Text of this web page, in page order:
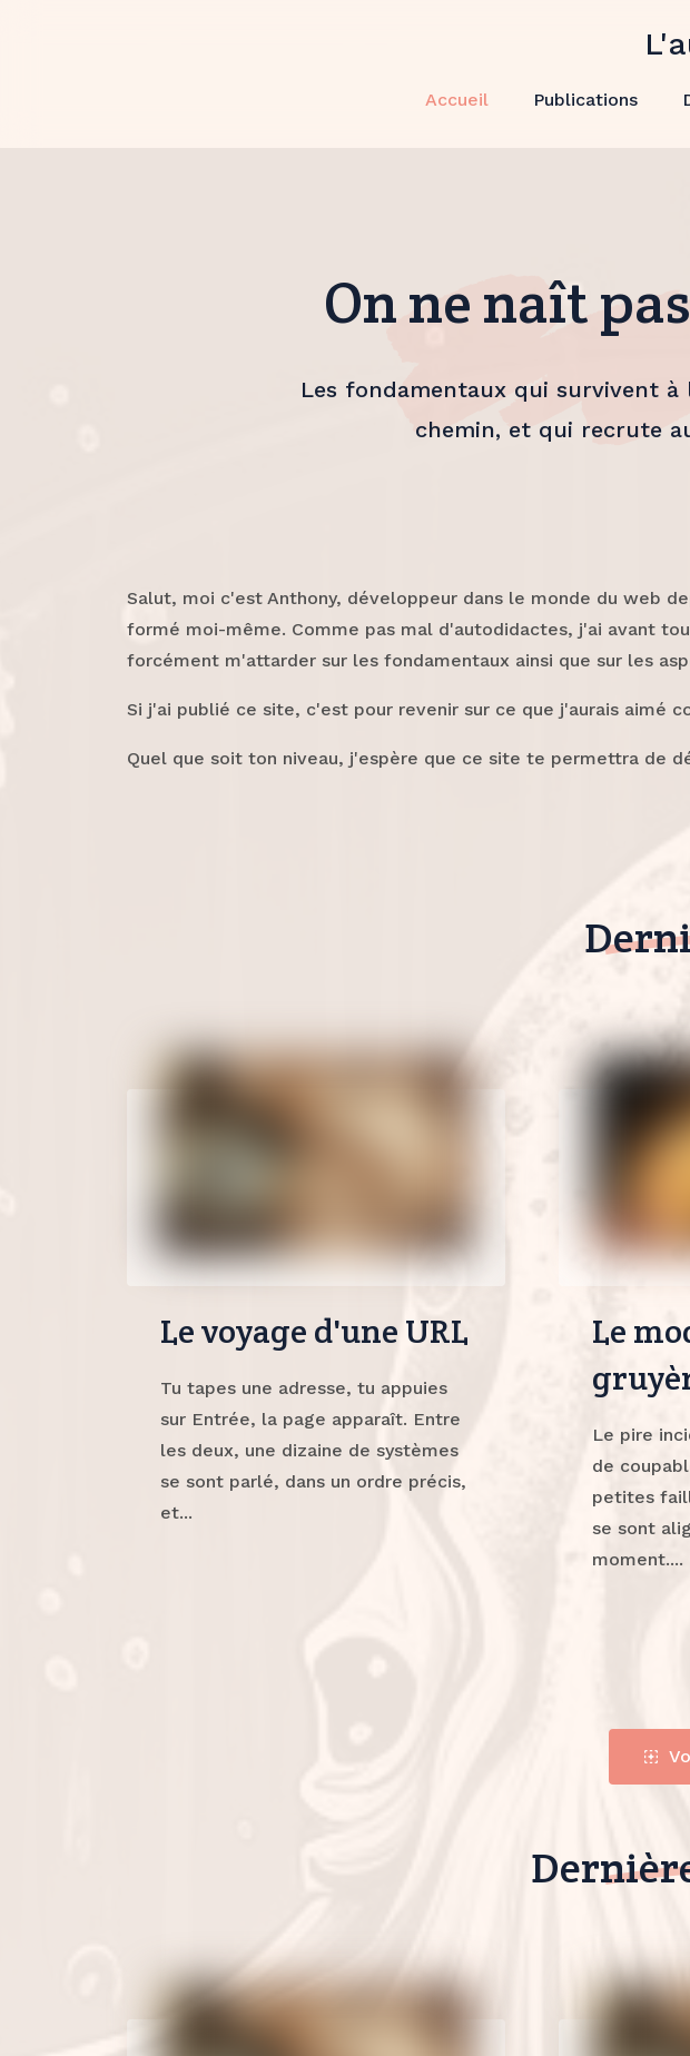
Accueil Publications
On ne naît
Les fondamentaux qui survivent
chemin, et qui recrute
Salut, moi c'est Anthony, développeur dans le monde du web
formé moi-même. Comme pas mal d'autodidactes, j'ai avant
forcément m'attarder sur les fondamentaux ainsi que sur les
Si j'ai publié ce site, c'est pour revenir sur ce que j'aurais aimé
Quel que soit ton niveau, j'espère que ce site te permettra de
Le voyage d'une URL
Tu tapes une adresse, tu appuies
sur Entrée, la page apparaît. Entre
les deux, une dizaine de systèmes
se sont parlé, dans un ordre précis,
et...
Le
Le pire
de
petites
se sont
moment....